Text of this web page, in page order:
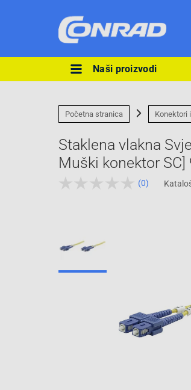
Ova postavka
Pravno lice
Naši proizvodi
Početna stranica Konektori
Staklena vlakna
Muški konektor
(0)